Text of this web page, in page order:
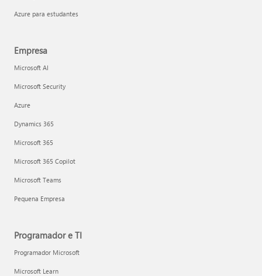
Azure para estudantes
Empresa
Microsoft AI
Microsoft Security
Azure
Dynamics 365
Microsoft 365
Microsoft 365 Copilot
Microsoft Teams
Pequena Empresa
Programador e TI
Programador Microsoft
Microsoft Learn